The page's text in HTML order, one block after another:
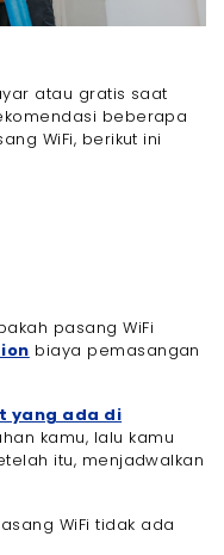
atau gratis saat
beberapa
WiFi, berikut ini
pasang WiFi
biaya pemasangan
yang ada di
kamu, lalu kamu
itu, menjadwalkan
WiFi tidak ada